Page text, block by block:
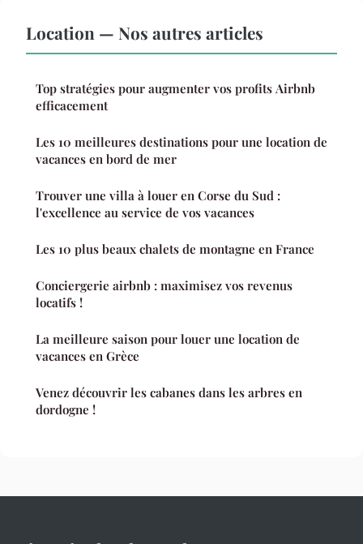
Location — Nos autres articles
Top stratégies pour augmenter vos profits Airbnb
efficacement
Les 10 meilleures destinations pour une location de
vacances en bord de mer
Trouver une villa à louer en Corse du Sud :
l'excellence au service de vos vacances
Les 10 plus beaux chalets de montagne en France
Conciergerie airbnb : maximisez vos revenus
locatifs !
La meilleure saison pour louer une location de
vacances en Grèce
Venez découvrir les cabanes dans les arbres en
dordogne !